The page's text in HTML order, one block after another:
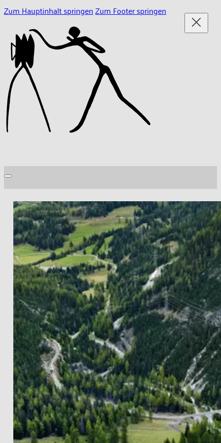
Zum Hauptinhalt springenZum Footer springen
LANDSCHAFTEN
THE LIGHTWORKS
PROJECTS
SCHWARZ-WEISS
PRINT INFOS
EN